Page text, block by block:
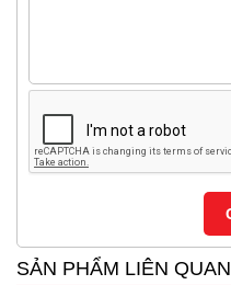
SẢN PHẨM LIÊN QUAN